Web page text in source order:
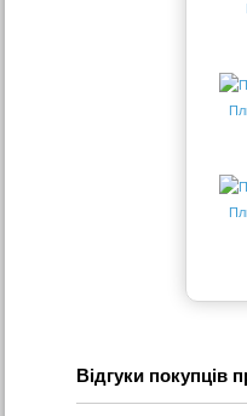
Відгуки покупців